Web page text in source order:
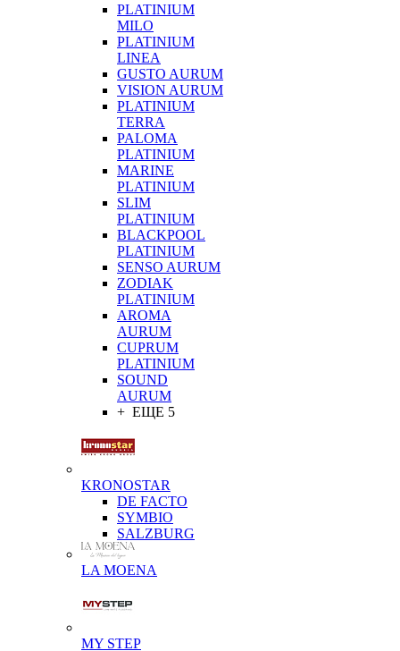
PLATINIUM
MILO
PLATINIUM
LINEA
GUSTO AURUM
VISION AURUM
PLATINIUM
TERRA
PALOMA
PLATINIUM
MARINE
PLATINIUM
SLIM
PLATINIUM
BLACKPOOL
PLATINIUM
SENSO AURUM
ZODIAK
PLATINIUM
AROMA
AURUM
CUPRUM
PLATINIUM
SOUND
AURUM
+ ЕЩЕ 5
KRONOSTAR
DE FACTO
SYMBIO
SALZBURG
LA MOENA
MY STEP